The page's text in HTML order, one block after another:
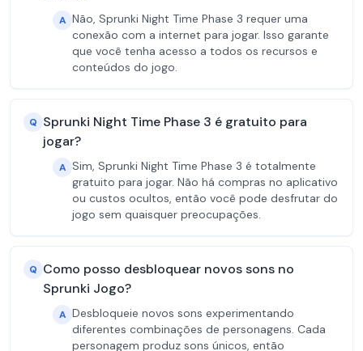
A Não, Sprunki Night Time Phase 3 requer uma
conexão com a internet para jogar. Isso garante
que você tenha acesso a todos os recursos e
conteúdos do jogo.
Q Sprunki Night Time Phase 3 é gratuito para
jogar?
A Sim, Sprunki Night Time Phase 3 é totalmente
gratuito para jogar. Não há compras no aplicativo
ou custos ocultos, então você pode desfrutar do
jogo sem quaisquer preocupações.
Q Como posso desbloquear novos sons no
Sprunki Jogo?
A Desbloqueie novos sons experimentando
diferentes combinações de personagens. Cada
personagem produz sons únicos, então